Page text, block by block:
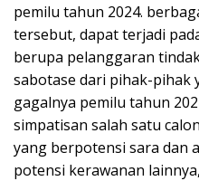
pemilu tahun 2024.
tersebut, dapat terjadi
berupa pelanggaran
sabotase dari pihak-pihak
gagalnya pemilu tahun
simpatisan salah satu
yang berpotensi sara dan
potensi kerawanan